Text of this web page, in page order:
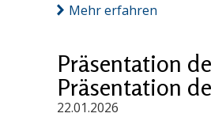
Mehr erfahren
Präsentation
Präsentation
22.01.2026